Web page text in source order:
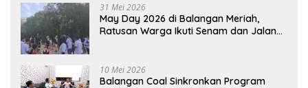
31 Mei 2026
May Day 2026 di Balangan Meriah,
Ratusan Warga Ikuti Senam dan Jalan
10 Mei 2026
Balangan Coal Sinkronkan Program